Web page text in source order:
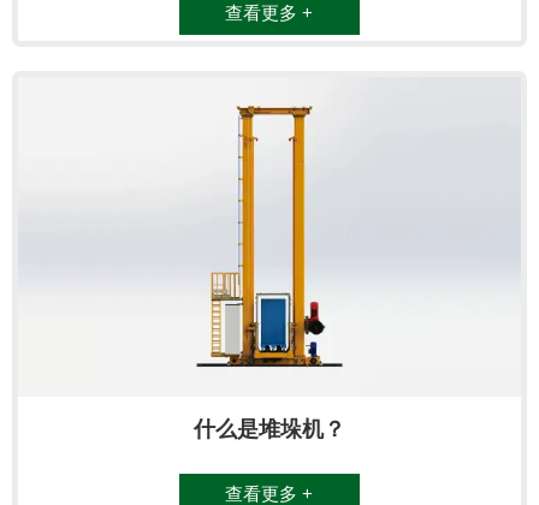
查看更多 +
什么是堆垛机？
查看更多 +